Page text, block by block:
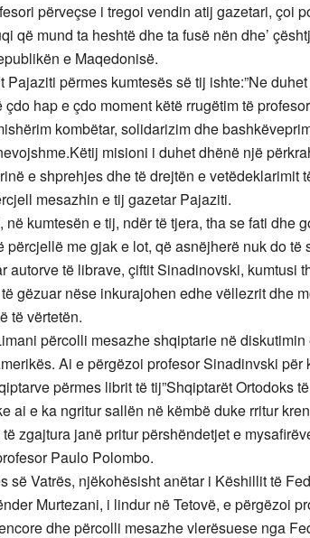
përveçse i tregoi vendin atij gazetari, çoi
që mund ta heshtë dhe ta fusë nën dhe’
e Maqedonisë.
Pajaziti përmes kumtesës së tij ishte:”Ne
çdo hap e çdo moment këtë rrugëtim të
kombëtar, solidarizim dhe
misioni i duhet dhënë një
e shprehjes dhe të drejtën e vetëdeklarimit
mesazhin e tij gazetar Pajaziti.
kumtesën e tij, ndër të tjera, tha se fati dhe
përcjellë me gjak e lot, që asnëjherë nuk do të
autorve të librave, çiftit Sinadinovski, kumtusi
gëzuar nëse inkurajohen edhe vëllezrit dhe
të vërtetën.
përcolli mesazhe shqiptarie në
Ai e përgëzoi profesor Sinadinvski
përmes librit të tij”Shqiptarët Ortodoks
ai e ka ngritur sallën në këmbë duke rritur
zgajtura janë pritur përshëndetjet e
Paulo Polombo.
së Vatrës, njëkohësisht anëtar i Këshillit të
Murtezani, i lindur në Tetovë, e përgëzoi
dhe përcolli mesazhe vlerësuese nga